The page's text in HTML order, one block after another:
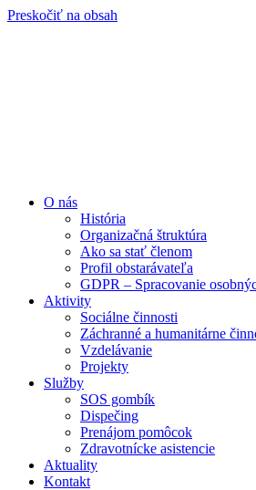
Preskočiť na obsah
O nás
História
Organizačná štruktúra
Ako sa stať členom
Profil obstarávateľa
GDPR – Spracovanie
Aktivity
Sociálne činnosti
Záchranné a humanitárne
Vzdelávanie
Projekty
Služby
SOS gombík
Dispečing
Prenájom pomôcok
Zdravotnícke asistencie
Aktuality
Kontakt